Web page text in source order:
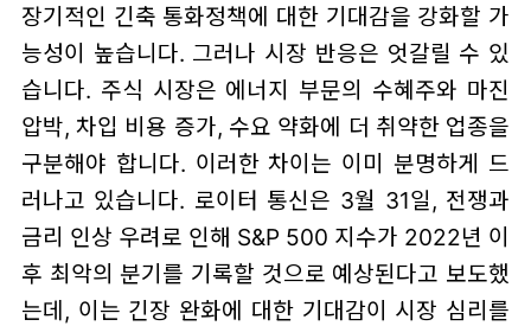
장기적인 긴축 통화정책에 대한 기대감을 강화할 가
능성이 높습니다. 그러나 시장 반응은 엇갈릴 수 있
습니다. 주식 시장은 에너지 부문의 수혜주와 마진
압박, 차입 비용 증가, 수요 약화에 더 취약한 업종을
구분해야 합니다. 이러한 차이는 이미 분명하게 드
러나고 있습니다. 로이터 통신은 3월 31일, 전쟁과
금리 인상 우려로 인해 S&P 500 지수가 2022년 이
후 최악의 분기를 기록할 것으로 예상된다고 보도했
는데, 이는 긴장 완화에 대한 기대감이 시장 심리를